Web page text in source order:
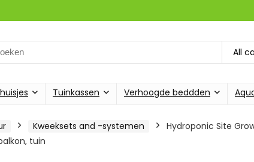
All
Tuinkassen Verhoogde beddden
Kweeksets and -systemen
Hydroponic Site
tuin